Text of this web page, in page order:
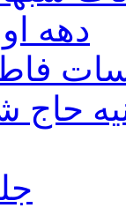
دهه
دوم 95 -